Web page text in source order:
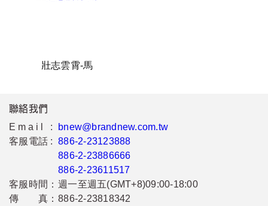
壯志雲霄-馬
聯絡我們
Email :
bnew@brandnew.com.tw
客服電話 : 886-2-23123888
886-2-23886666
886-2-23611517
客服時間： 週一至週五(GMT+8)09:00-18:00
傳 真： 886-2-23818342